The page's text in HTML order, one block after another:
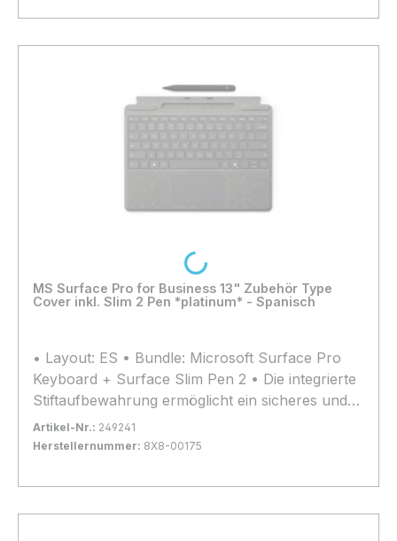
In den Warenkorb
MS Surface Pro for Business 13" Zubehör Type
Cover inkl. Slim 2 Pen *platinum* - Spanisch
• Layout: ES • Bundle: Microsoft Surface Pro
Keyboard + Surface Slim Pen 2 • Die integrierte
Stiftaufbewahrung ermöglicht ein sicheres und
einfaches Aufladen • Kompatibilität: Surface Pro
12, Surface Pro 11, Surface Pro 10, Surface Pro
Artikel-Nr.: 249241
Herstellernummer: 8X8-00175
In den Warenkorb
Loading...